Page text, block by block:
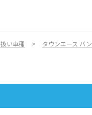
い車種
タウンエース バン